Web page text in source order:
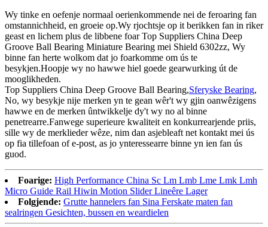
Wy tinke en oefenje normaal oerienkommende nei de feroaring fan
omstannichheid, en groeie op.Wy rjochtsje op it berikken fan in riker
geast en lichem plus de libbene foar Top Suppliers China Deep
Groove Ball Bearing Miniature Bearing mei Shield 6302zz, Wy
binne fan herte wolkom dat jo foarkomme om ús te
besykjen.Hoopje wy no hawwe hiel goede gearwurking út de
mooglikheden.
Top Suppliers China Deep Groove Ball Bearing,Sferyske Bearing,
No, wy besykje nije merken yn te gean wêr't wy gjin oanwêzigens
hawwe en de merken ûntwikkelje dy't wy no al binne
penetrearre.Fanwege superieure kwaliteit en konkurrearjende priis,
sille wy de merklieder wêze, nim dan asjebleaft net kontakt mei ús
op fia tillefoan of e-post, as jo ynteressearre binne yn ien fan ús
guod.
Foarige: High Performance China Sc Lm Lmb Lme Lmk Lmh
Micro Guide Rail Hiwin Motion Slider Lineêre Lager
Folgjende: Grutte hannelers fan Sina Ferskate maten fan
sealringen Gesichten, bussen en weardielen